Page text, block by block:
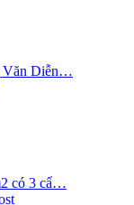
Văn Diễn…
có 3 cẩ…